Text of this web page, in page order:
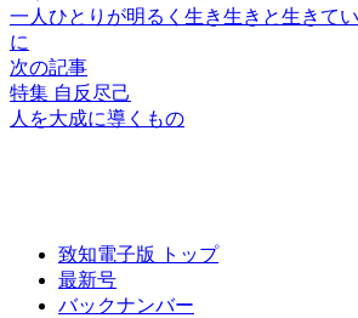
一人ひとりが明るく 生き生きと生きて
に
次の記事
特集 自反尽己
人を大成に導くもの
致知電子版 トップ
最新号
バックナンバー